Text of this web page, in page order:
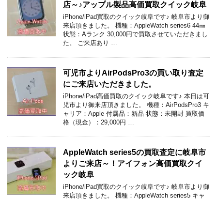
店～♪アップル製品高価買取クイック岐阜
iPhone/iPad買取のクイック岐阜です♪ 岐阜市より御
来店頂きました。 機種：AppleWatch series6 44㎜
状態：Aランク 30,000円で買取させていただきまし
た。 ご来店あり …
可児市よりAirPodsPro3の買い取り査定
にご来店いただきました。
iPhone/iPad高価買取のクイック岐阜です♪ 本日は可
児市より御来店頂きました。 機種：AirPodsPro3 キ
ャリア：Apple 付属品：新品 状態：未開封 買取価
格（現金）：29,000円 …
AppleWatch series5の買取査定に岐阜市
よりご来店～！アイフォン高価買取クイ
ック岐阜
iPhone/iPad買取のクイック岐阜です♪ 岐阜市より御
来店頂きました。 機種：AppleWatch series5 キャ